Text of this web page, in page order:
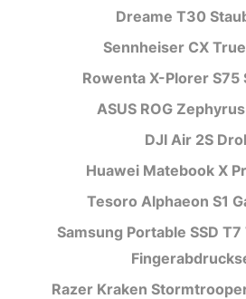
Dreame T30
Sennheiser CX
Rowenta X-Plorer
ASUS ROG
DJI Air 2S
Huawei Matebook X
Tesoro Alphaeon S1
Samsung Portable SSD T7
Razer Kraken